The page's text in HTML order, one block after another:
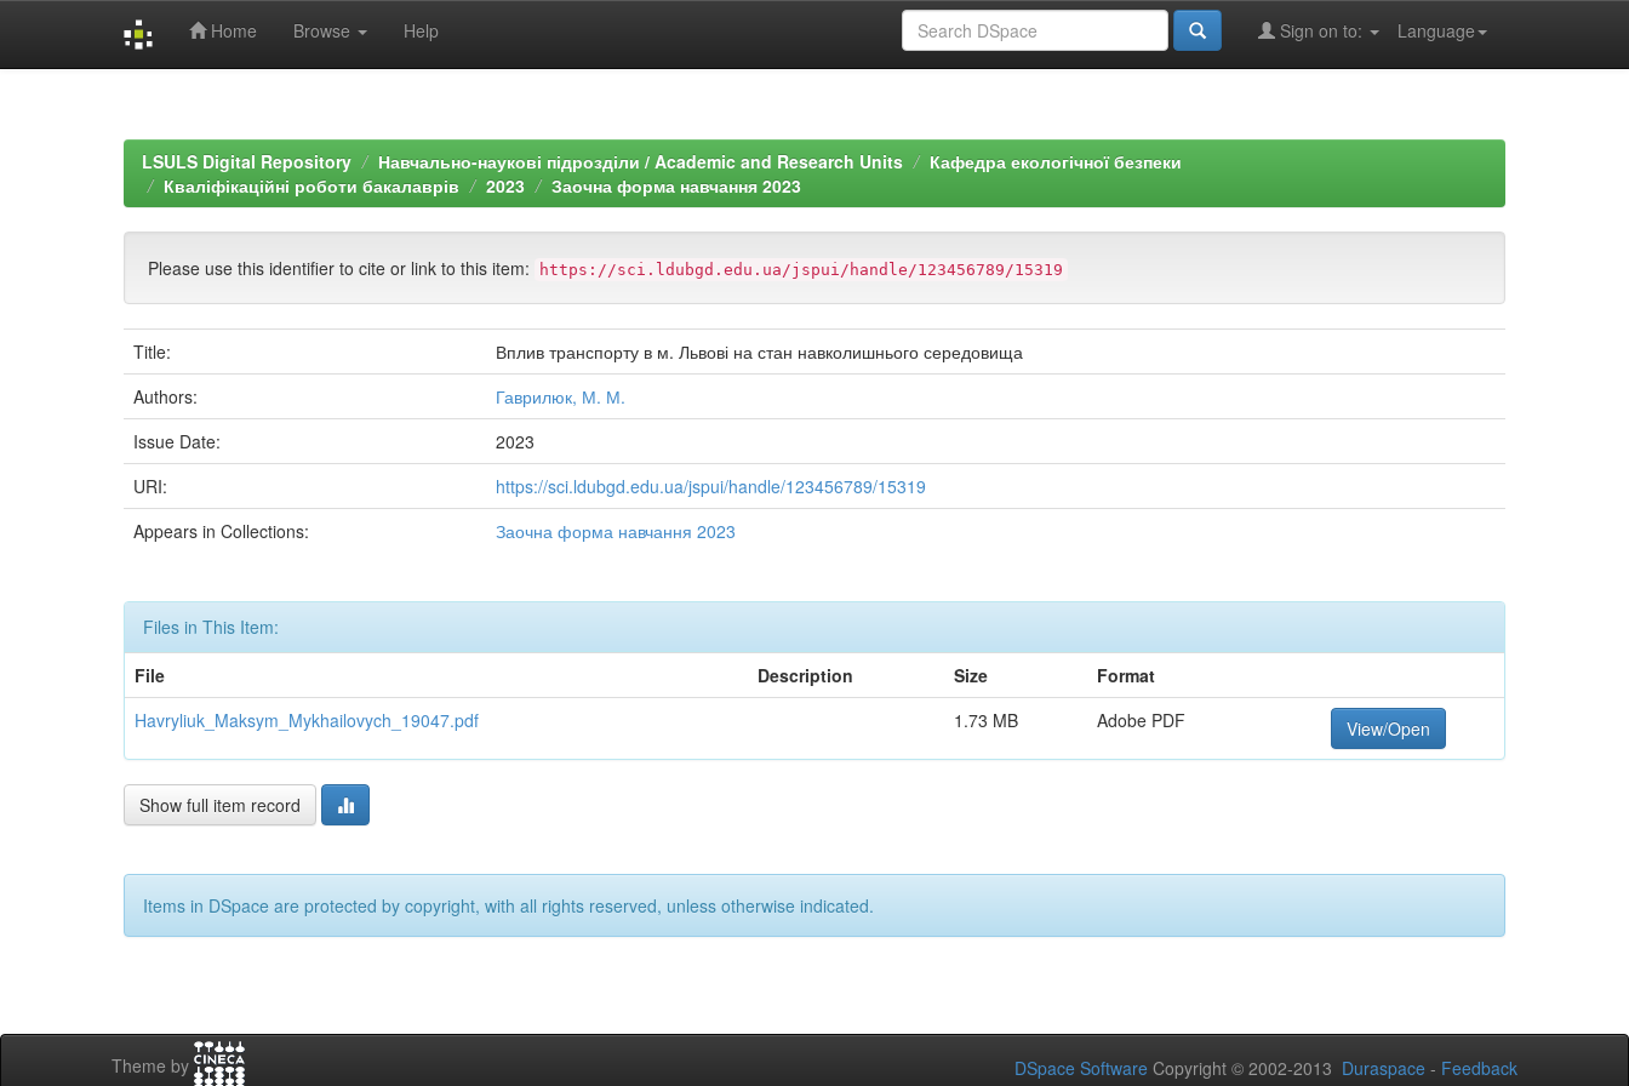
Home Browse Help Language
Sign on to:
LSULS Digital Repository Навчально-наукові підрозділи / Academic and Research Units
Кафедра екологічної безпеки
Кваліфікаційні роботи бакалаврів
2023 Заочна форма навчання 2023
Please use this identifier to cite or link to this item: https://sci.ldubgd.edu.ua/jspui/handle/123456789/15319
Title:
Вплив транспорту в м. Львові на стан навколишнього середовища
Authors:
Гаврилюк, М. М.
Issue Date:
2023
URI:
https://sci.ldubgd.edu.ua/jspui/handle/123456789/15319
Appears in Collections:
Заочна форма навчання 2023
Files in This Item:
File
Description Size
Format
Havryliuk_Maksym_Mykhailovych_19047.pdf
1.73 MB Adobe PDF View/Open
Show full item record
Items in DSpace are protected by copyright, with all rights reserved, unless otherwise indicated.
Theme by DSpace Software Copyright © 2002-2013 Duraspace - Feedback